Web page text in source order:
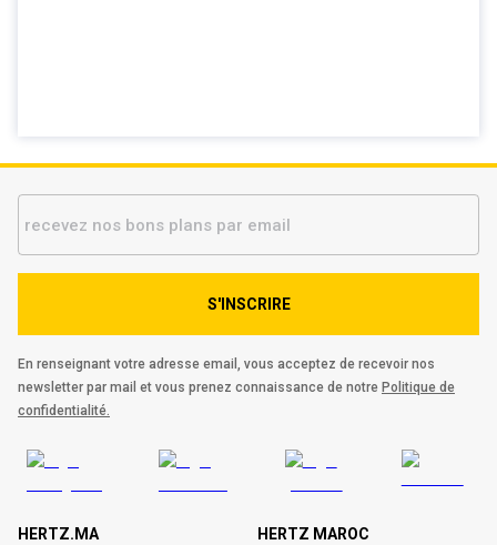
S'INSCRIRE
En renseignant votre adresse email, vous acceptez de recevoir nos
newsletter par mail et vous prenez connaissance de notre Politique de
confidentialité.
HERTZ.MA HERTZ MAROC